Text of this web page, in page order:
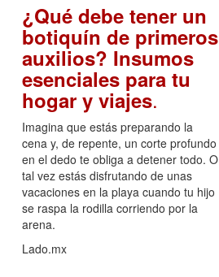
¿Qué debe tener un
botiquín de primeros
auxilios? Insumos
esenciales para tu
hogar y viajes.
Imagina que estás preparando la
cena y, de repente, un corte profundo
en el dedo te obliga a detener todo. O
tal vez estás disfrutando de unas
vacaciones en la playa cuando tu hijo
se raspa la rodilla corriendo por la
arena.
Lado.mx